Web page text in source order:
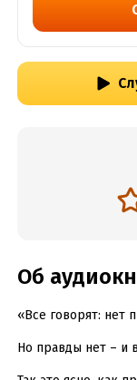
Об
«Все говорят: нет
Но правды нет – и